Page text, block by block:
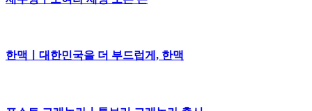
한맥ㅣ대한민국을 더 부드럽게, 한맥